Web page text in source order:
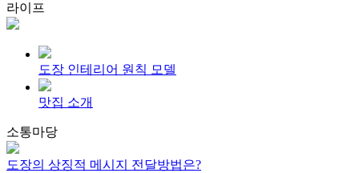
라이프
도장 인테리어 원칙 모델
맛집 소개
소통마당
도장의 상징적 메시지 전달방법은?